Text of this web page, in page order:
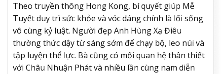
Theo truyền thông Hong Kong, bí quyết giúp Mễ
Tuyết duy trì sức khỏe và vóc dáng chính là lối sống
vô cùng kỷ luật. Người đẹp Anh Hùng Xạ Điêu
thường thức dậy từ sáng sớm để chạy bộ, leo núi và
tập luyện thể lực. Bà cũng có mối quan hệ thân thiết
với Châu Nhuận Phát và nhiều lần cùng nam diễn